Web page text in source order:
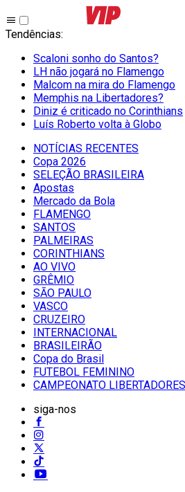
Tendências:
Scaloni sonho do Santos?
LH não jogará no Flamengo
Malcom na mira do Flamengo
Memphis na Libertadores?
Diniz é criticado no Corinthians
Luís Roberto volta à Globo
NOTÍCIAS RECENTES
Copa 2026
SELEÇÃO BRASILEIRA
Apostas
Mercado da Bola
FLAMENGO
SANTOS
PALMEIRAS
CORINTHIANS
AO VIVO
GRÊMIO
SĀO PAULO
VASCO
CRUZEIRO
INTERNACIONAL
BRASILEIRÃO
Copa do Brasil
FUTEBOL FEMININO
CAMPEONATO LIBERTADORES
siga-nos